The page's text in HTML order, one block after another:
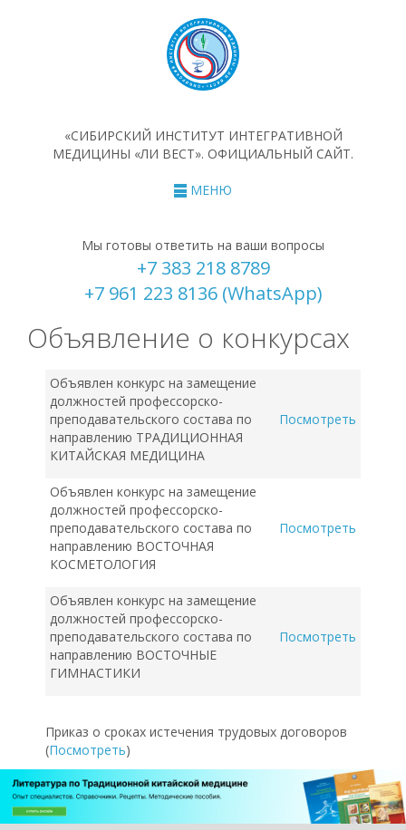
«СИБИРСКИЙ ИНСТИТУТ ИНТЕГРАТИВНОЙ
МЕДИЦИНЫ «ЛИ ВЕСТ». ОФИЦИАЛЬНЫЙ САЙТ.
МЕНЮ
Мы готовы ответить на ваши вопросы
+7 383 218 8789
+7 961 223 8136 (WhatsApp)
Объявление о конкурсах
Объявлен конкурс на замещение
должностей профессорско-
преподавательского состава по
направлению ТРАДИЦИОННАЯ
КИТАЙСКАЯ МЕДИЦИНА
Посмотреть
Объявлен конкурс на замещение
должностей профессорско-
преподавательского состава по
направлению ВОСТОЧНАЯ
КОСМЕТОЛОГИЯ
Посмотреть
Объявлен конкурс на замещение
должностей профессорско-
преподавательского состава по
направлению ВОСТОЧНЫЕ
ГИМНАСТИКИ
Посмотреть
Приказ о сроках истечения трудовых договоров
(Посмотреть)